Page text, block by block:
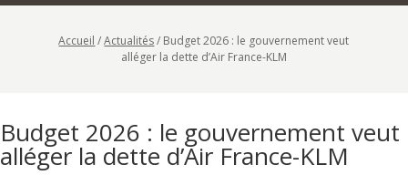
Accueil /Actualités/ Budget 2026 : le gouvernement veut
alléger la dette d’Air France-KLM
Budget 2026 : le gouvernement veut
alléger la dette d’Air France-KLM